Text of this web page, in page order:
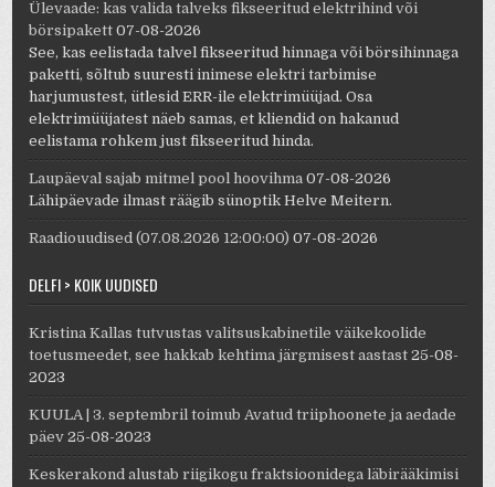
Ülevaade: kas valida talveks fikseeritud elektrihind või
börsipakett 07-08-2026
See, kas eelistada talvel fikseeritud hinnaga või börsihinnaga
paketti, sõltub suuresti inimese elektri tarbimise
harjumustest, ütlesid ERR-ile elektrimüüjad. Osa
elektrimüüjatest näeb samas, et kliendid on hakanud
eelistama rohkem just fikseeritud hinda.
Laupäeval sajab mitmel pool hoovihma 07-08-2026
Lähipäevade ilmast räägib sünoptik Helve Meitern.
Raadiouudised (07.08.2026 12:00:00) 07-08-2026
DELFI > KÕIK UUDISED
Kristina Kallas tutvustas valitsuskabinetile väikekoolide
toetusmeedet, see hakkab kehtima järgmisest aastast 25-08-
2023
KUULA | 3. septembril toimub Avatud triiphoonete ja aedade
päev 25-08-2023
Keskerakond alustab riigikogu fraktsioonidega läbirääkimisi